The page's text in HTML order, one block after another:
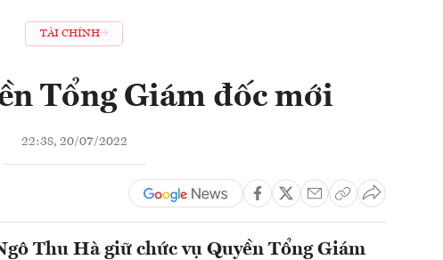
TÀI CHÍNH
Tổng Giám đốc mới
22:38, 20/07/2022
Thu Hà giữ chức vụ Quyền Tổng Giám